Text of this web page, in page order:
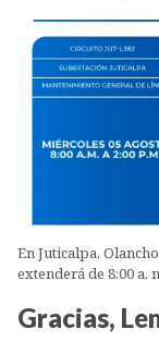
En Juticalpa,
extenderá de 8:00 a.
Gracias,